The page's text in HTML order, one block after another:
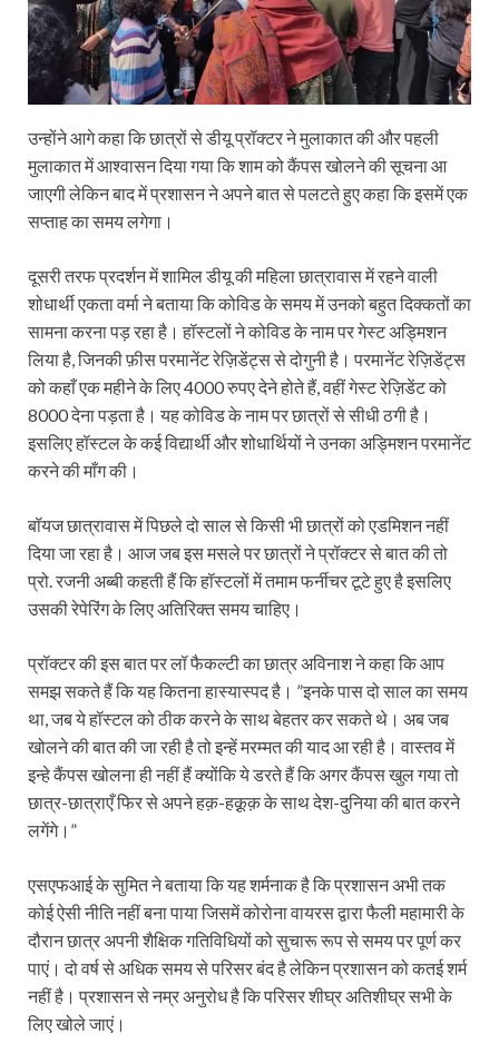
उन्होंने आगे कहा कि छात्रों से डीयू प्रॉक्टर ने मुलाकात की और पहली
मुलाकात में आश्वासन दिया गया कि शाम को कैंपस खोलने की सूचना आ
जाएगी लेकिन बाद में प्रशासन ने अपने बात से पलटते हुए कहा कि इसमें एक
सप्ताह का समय लगेगा।
दूसरी तरफ प्रदर्शन में शामिल डीयू की महिला छात्रावास में रहने वाली
शोधार्थी एकता वर्मा ने बताया कि कोविड के समय में उनको बहुत दिक्कतों का
सामना करना पड़ रहा है। हॉस्टलों ने कोविड के नाम पर गेस्ट अड्मिशन
लिया है, जिनकी फ़ीस परमानेंट रेज़िडेंट्स से दोगुनी है। परमानेंट रेज़िडेंट्स
को कहाँ एक महीने के लिए 4000 रुपए देने होते हैं, वहीं गेस्ट रेज़िडेंट को
8000 देना पड़ता है। यह कोविड के नाम पर छात्रों से सीधी ठगी है।
इसलिए हॉस्टल के कई विद्यार्थी और शोधार्थियों ने उनका अड्मिशन परमानेंट
करने की माँग की।
बॉयज छात्रावास में पिछले दो साल से किसी भी छात्रों को एडमिशन नहीं
दिया जा रहा है। आज जब इस मसले पर छात्रों ने प्रॉक्टर से बात की तो
प्रो. रजनी अब्बी कहती हैं कि हॉस्टलों में तमाम फर्नीचर टूटे हुए है इसलिए
उसकी रेपेरिंग के लिए अतिरिक्त समय चाहिए।
प्रॉक्टर की इस बात पर लॉ फैकल्टी का छात्र अविनाश ने कहा कि आप
समझ सकते हैं कि यह कितना हास्यास्पद है। ”इनके पास दो साल का समय
था, जब ये हॉस्टल को ठीक करने के साथ बेहतर कर सकते थे। अब जब
खोलने की बात की जा रही है तो इन्हें मरम्मत की याद आ रही है। वास्तव में
इन्हे कैंपस खोलना ही नहीं हैं क्योंकि ये डरते हैं कि अगर कैंपस खुल गया तो
छात्र-छात्राएँ फिर से अपने हक़-हक़ूक़ के साथ देश-दुनिया की बात करने
लगेंगे।”
एसएफआई के सुमित ने बताया कि यह शर्मनाक है कि प्रशासन अभी तक
कोई ऐसी नीति नहीं बना पाया जिसमें कोरोना वायरस द्वारा फैली महामारी के
दौरान छात्र अपनी शैक्षिक गतिविधियों को सुचारू रूप से समय पर पूर्ण कर
पाएं। दो वर्ष से अधिक समय से परिसर बंद है लेकिन प्रशासन को कतई शर्म
नहीं है। प्रशासन से नम्र अनुरोध है कि परिसर शीघ्र अतिशीघ्र सभी के
लिए खोले जाएं।